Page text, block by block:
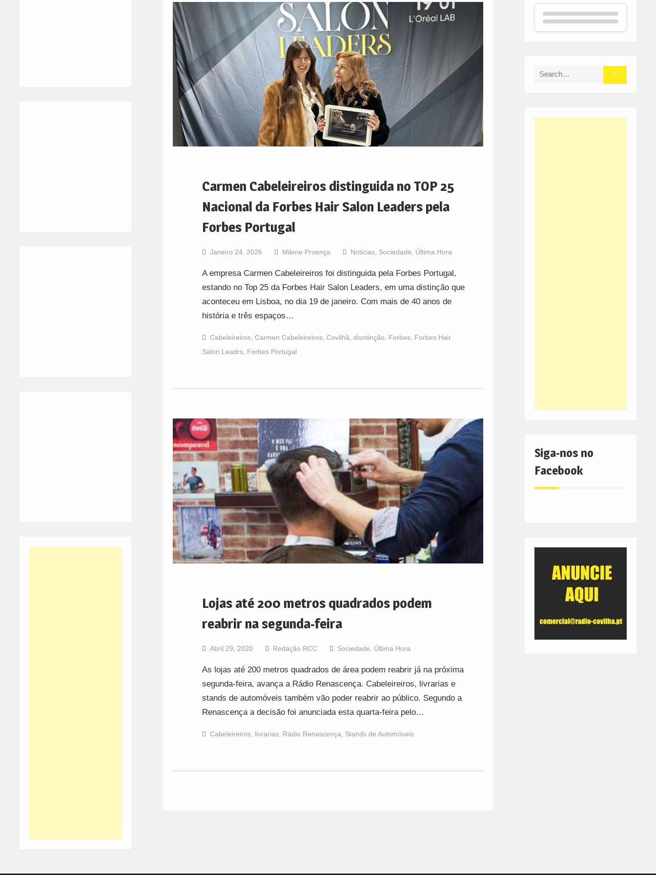
Carmen Cabeleireiros distinguida no TOP 25
Nacional da Forbes Hair Salon Leaders pela
Forbes Portugal
Janeiro 24, 2026 Milene Proença Noticias, Sociedade, Última Hora
A empresa Carmen Cabeleireiros foi distinguida pela Forbes Portugal,
estando no Top 25 da Forbes Hair Salon Leaders, em uma distinção que
aconteceu em Lisboa, no dia 19 de janeiro. Com mais de 40 anos de
história e três espaços…
Cabeleireiros, Carmen Cabeleireiros, Covilhã, disntinção, Forbes, Forbes Hair
Salon Leadrs, Forbes Portugal
Lojas até 200 metros quadrados podem
reabrir na segunda-feira
Abril 29, 2020 Redação RCC Sociedade Última Hora
As lojas até 200 metros quadrados de área podem reabrir já na próxima
segunda-feira, avança a Rádio Renascença. Cabeleireiros, livrarias e
stands de automóveis também vão poder reabrir ao público. Segundo a
Renascença a decisão foi anunciada esta quarta-feira pelo…
Cabeleireiros, livrarias, Rádio Renascença Stands de Automóveis
Search
Siga-nos no
Facebook